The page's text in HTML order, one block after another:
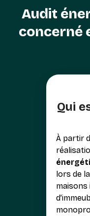
Audit
concerné
Qui
À partir
lors de
maisons